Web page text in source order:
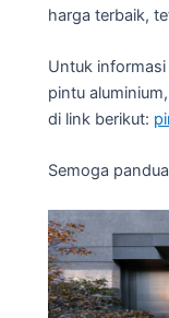
harga terbaik,
Untuk
pintu
di link berikut:
Semoga